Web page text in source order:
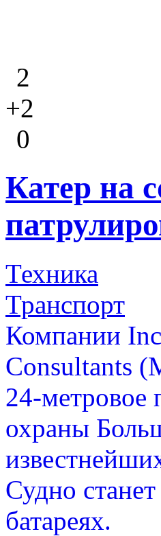
2
+2
0
Катер на
Техника
Транспорт
Компании
Consultants
24-метровое
охраны
Судно
батареях.